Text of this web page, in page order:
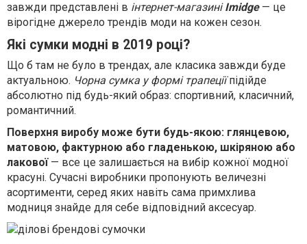
завжди представлені в інтернет-магазиніImidge— це
вірогідне джерело трендів моди на кожен сезон.
Які сумки модні в 2019 році?
Що б там не було в трендах, але класика завжди буде
актуальною. Чорна сумка у формі трапеціїпідійде
абсолютно під будь-який образ: спортивний, класичний,
романтичний.
Поверхня виробу може бути будь-якою: глянцевою,
матовою, фактурною або гладенькою, шкіряною або
лакової— все це залишається на вибір кожної модної
красуні. Сучасні виробники пропонують величезні
асортименти, серед яких навіть сама примхлива
модниця знайде для себе відповідний аксесуар.